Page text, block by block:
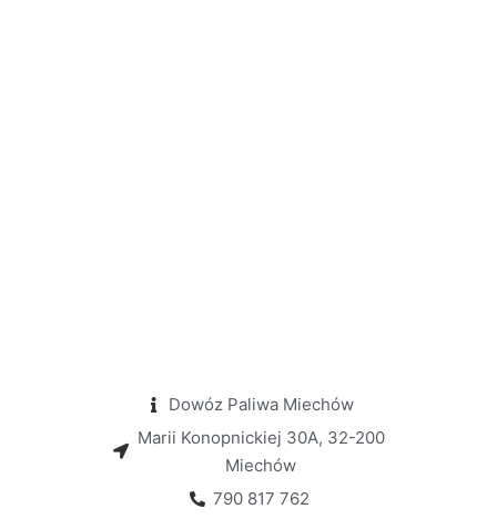
Dowóz Paliwa Miechów
Marii Konopnickiej 30A, 32-200
Miechów
790 817 762